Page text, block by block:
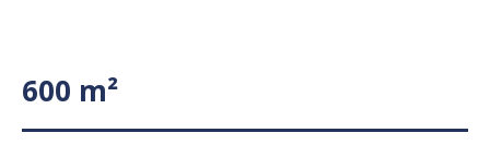
600 m²